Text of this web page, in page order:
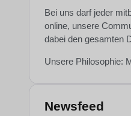
Bei uns darf jeder
online, unsere
dabei den gesamten
Unsere Philosophie:
Newsfeed